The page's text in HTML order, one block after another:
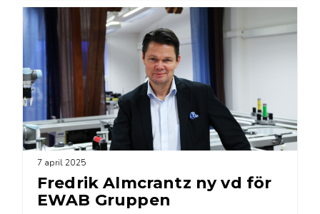
7 april 2025
Fredrik Almcrantz ny vd för
EWAB Gruppen